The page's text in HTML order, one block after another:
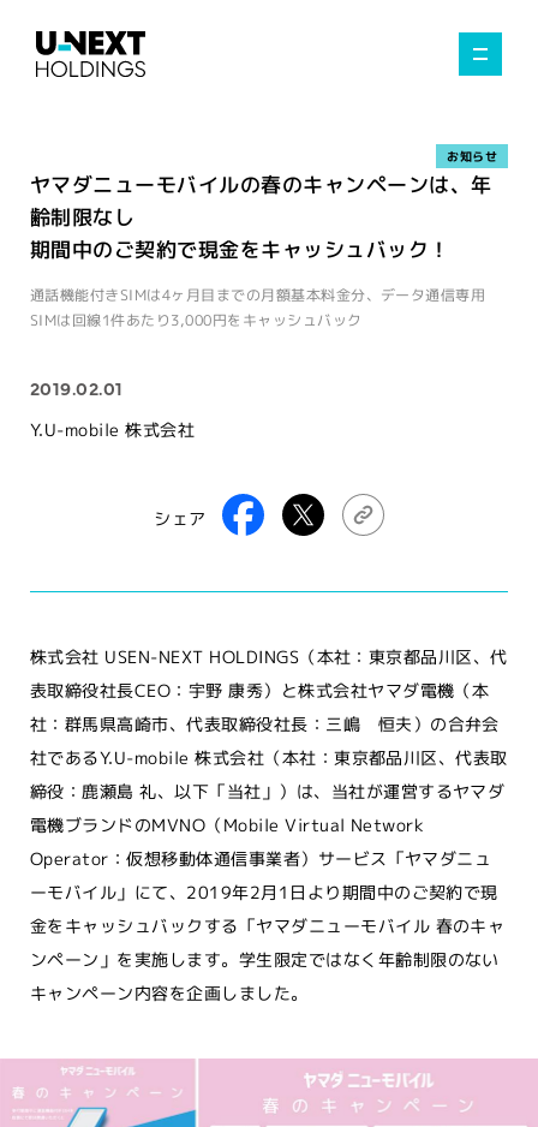
ヤマダニューモバイルの春のキャンペーンは、年
齢制限なし
期間中のご契約で現金をキャッシュバック！
通話機能付きSIMは4ヶ月目までの月額基本料金分、データ通信専用
SIMは回線1件あたり3,000円をキャッシュバック
お知らせ
2019.02.01
Y.U-mobile 株式会社
シェア
株式会社 USEN-NEXT HOLDINGS（本社：東京都品川区、代
表取締役社長CEO：宇野 康秀）と株式会社ヤマダ電機（本
社：群馬県高崎市、代表取締役社長：三嶋 恒夫）の合弁会
社であるY.U-mobile 株式会社（本社：東京都品川区、代表取
締役：鹿瀬島 礼、以下「当社」）は、当社が運営するヤマダ
電機ブランドのMVNO（Mobile Virtual Network
Operator：仮想移動体通信事業者）サービス「ヤマダニュ
ーモバイル」にて、2019年2月1日より期間中のご契約で現
金をキャッシュバックする「ヤマダニューモバイル 春のキャ
ンペーン」を実施します。学生限定ではなく年齢制限のない
キャンペーン内容を企画しました。